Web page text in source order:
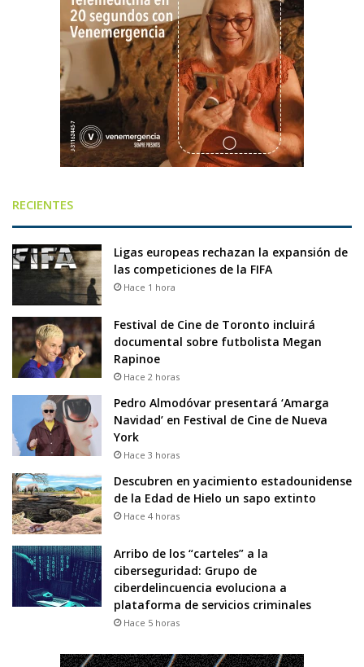
RECIENTES
Ligas europeas rechazan la expansión de
las competiciones de la FIFA
Hace 1 hora
Festival de Cine de Toronto incluirá
documental sobre futbolista Megan
Rapinoe
Hace 2 horas
Pedro Almodóvar presentará ‘Amarga
Navidad’ en Festival de Cine de Nueva
York
Hace 3 horas
Descubren en yacimiento estadounidense
de la Edad de Hielo un sapo extinto
Hace 4 horas
Arribo de los “carteles” a la
ciberseguridad: Grupo de
ciberdelincuencia evoluciona a
plataforma de servicios criminales
Hace 5 horas